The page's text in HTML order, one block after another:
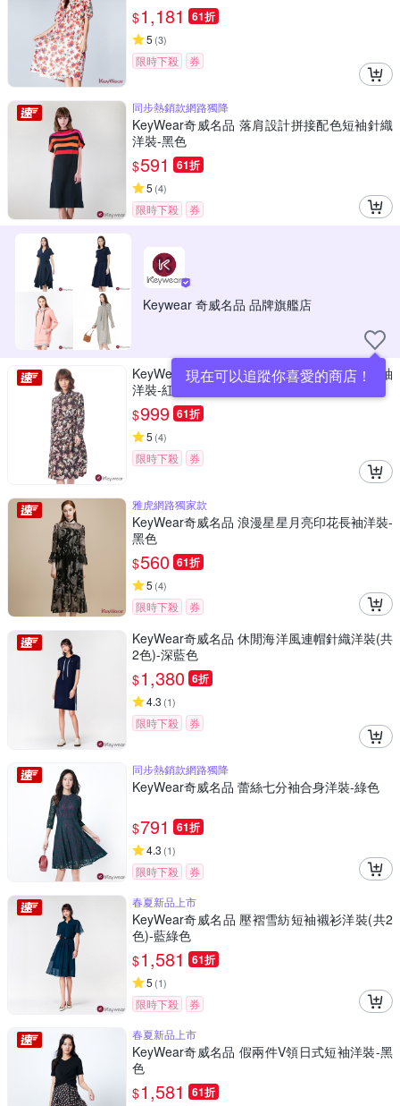
$1,181 61折
5 (3)
限時下殺 券
同步熱銷款網路獨降
KeyWear奇威名品 落肩設計拼接配色短袖針織
洋裝-黑色
$591 61折
5 (4)
限時下殺 券
Keywear 奇威名品 品牌旗艦店
現在可以追蹤你喜愛的商店！
KeyWear奇威名品 翻領開襟綁帶花卉印花長袖
洋裝-紅咖啡色
$999 61折
5 (4)
限時下殺 券
雅虎網路獨家款
KeyWear奇威名品 浪漫星星月亮印花長袖洋裝-
黑色
$560 61折
5 (4)
限時下殺 券
KeyWear奇威名品 休閒海洋風連帽針織洋裝(共
2色)-深藍色
$1,380 6折
4.3 (1)
限時下殺 券
同步熱銷款網路獨降
KeyWear奇威名品 蕾絲七分袖合身洋裝-綠色
$791 61折
4.3 (1)
限時下殺
券
春夏新品上市
KeyWear奇威名品 壓褶雪紡短袖襯衫洋裝(共2
色)-藍綠色
$1,581 61折
5 (1)
限時下殺
券
春夏新品上市
KeyWear奇威名品 假兩件V領日式短袖洋裝-黑
色
$1,581 61折